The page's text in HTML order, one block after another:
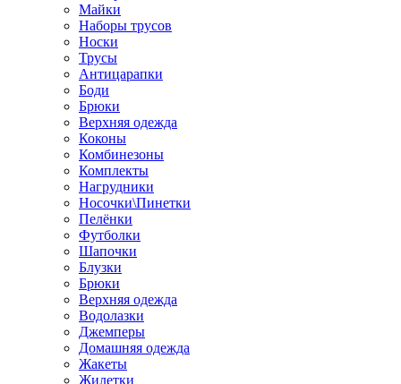
Майки
Наборы трусов
Носки
Трусы
Антицарапки
Боди
Брюки
Верхняя одежда
Коконы
Комбинезоны
Комплекты
Нагрудники
Носочки\Пинетки
Пелёнки
Футболки
Шапочки
Блузки
Брюки
Верхняя одежда
Водолазки
Джемперы
Домашняя одежда
Жакеты
Жилетки